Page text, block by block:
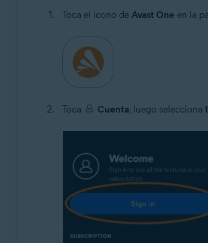
Toca el icono de Avast One en la
Toca Cuenta, luego selecciona